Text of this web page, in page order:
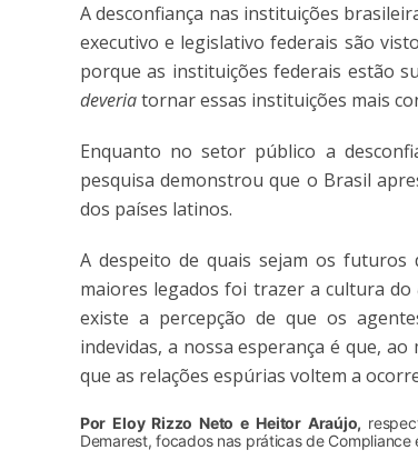
A desconfiança nas instituições
executivo e legislativo federais são
porque as instituições federais estão
deveriatornar essas instituições mais
Enquanto no setor público a
pesquisa demonstrou que o Brasil
dos países latinos.
A despeito de quais sejam os futuros
maiores legados foi trazer a cultura do
existe a percepção de que os
indevidas, a nossa esperança é que,
que as relações espúrias voltem a
Por Eloy Rizzo Neto e Heitor Araújo,
Demarest, focados nas práticas de Compliance